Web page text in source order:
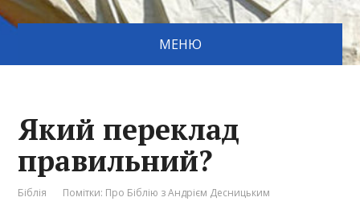
МЕНЮ
Який переклад
правильний?
Біблія Помітки: Про Біблію з Андрієм Десницьким